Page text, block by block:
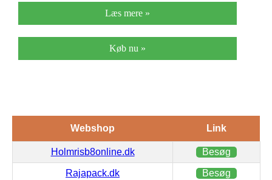
Læs mere »
Køb nu »
Webshop Link
Holmrisb8online.dk Besøg
Rajapack.dk Besøg